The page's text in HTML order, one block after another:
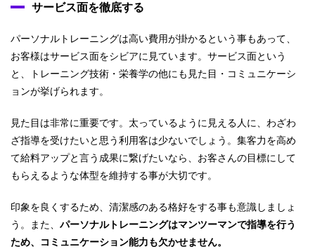
サービス面を徹底する
パーソナルトレーニングは高い費用が掛かるという事もあって、
お客様はサービス面をシビアに見ています。サービス面という
と、トレーニング技術・栄養学の他にも見た目・コミュニケーシ
ョンが挙げられます。
見た目は非常に重要です。太っているように見える人に、わざわ
ざ指導を受けたいと思う利用客は少ないでしょう。集客力を高め
て給料アップと言う成果に繋げたいなら、お客さんの目標にして
もらえるような体型を維持する事が大切です。
印象を良くするため、清潔感のある格好をする事も意識しましょ
う。また、 パーソナルトレーニングはマンツーマンで指導を行う
ため、コミュニケーション能力も欠かせません。